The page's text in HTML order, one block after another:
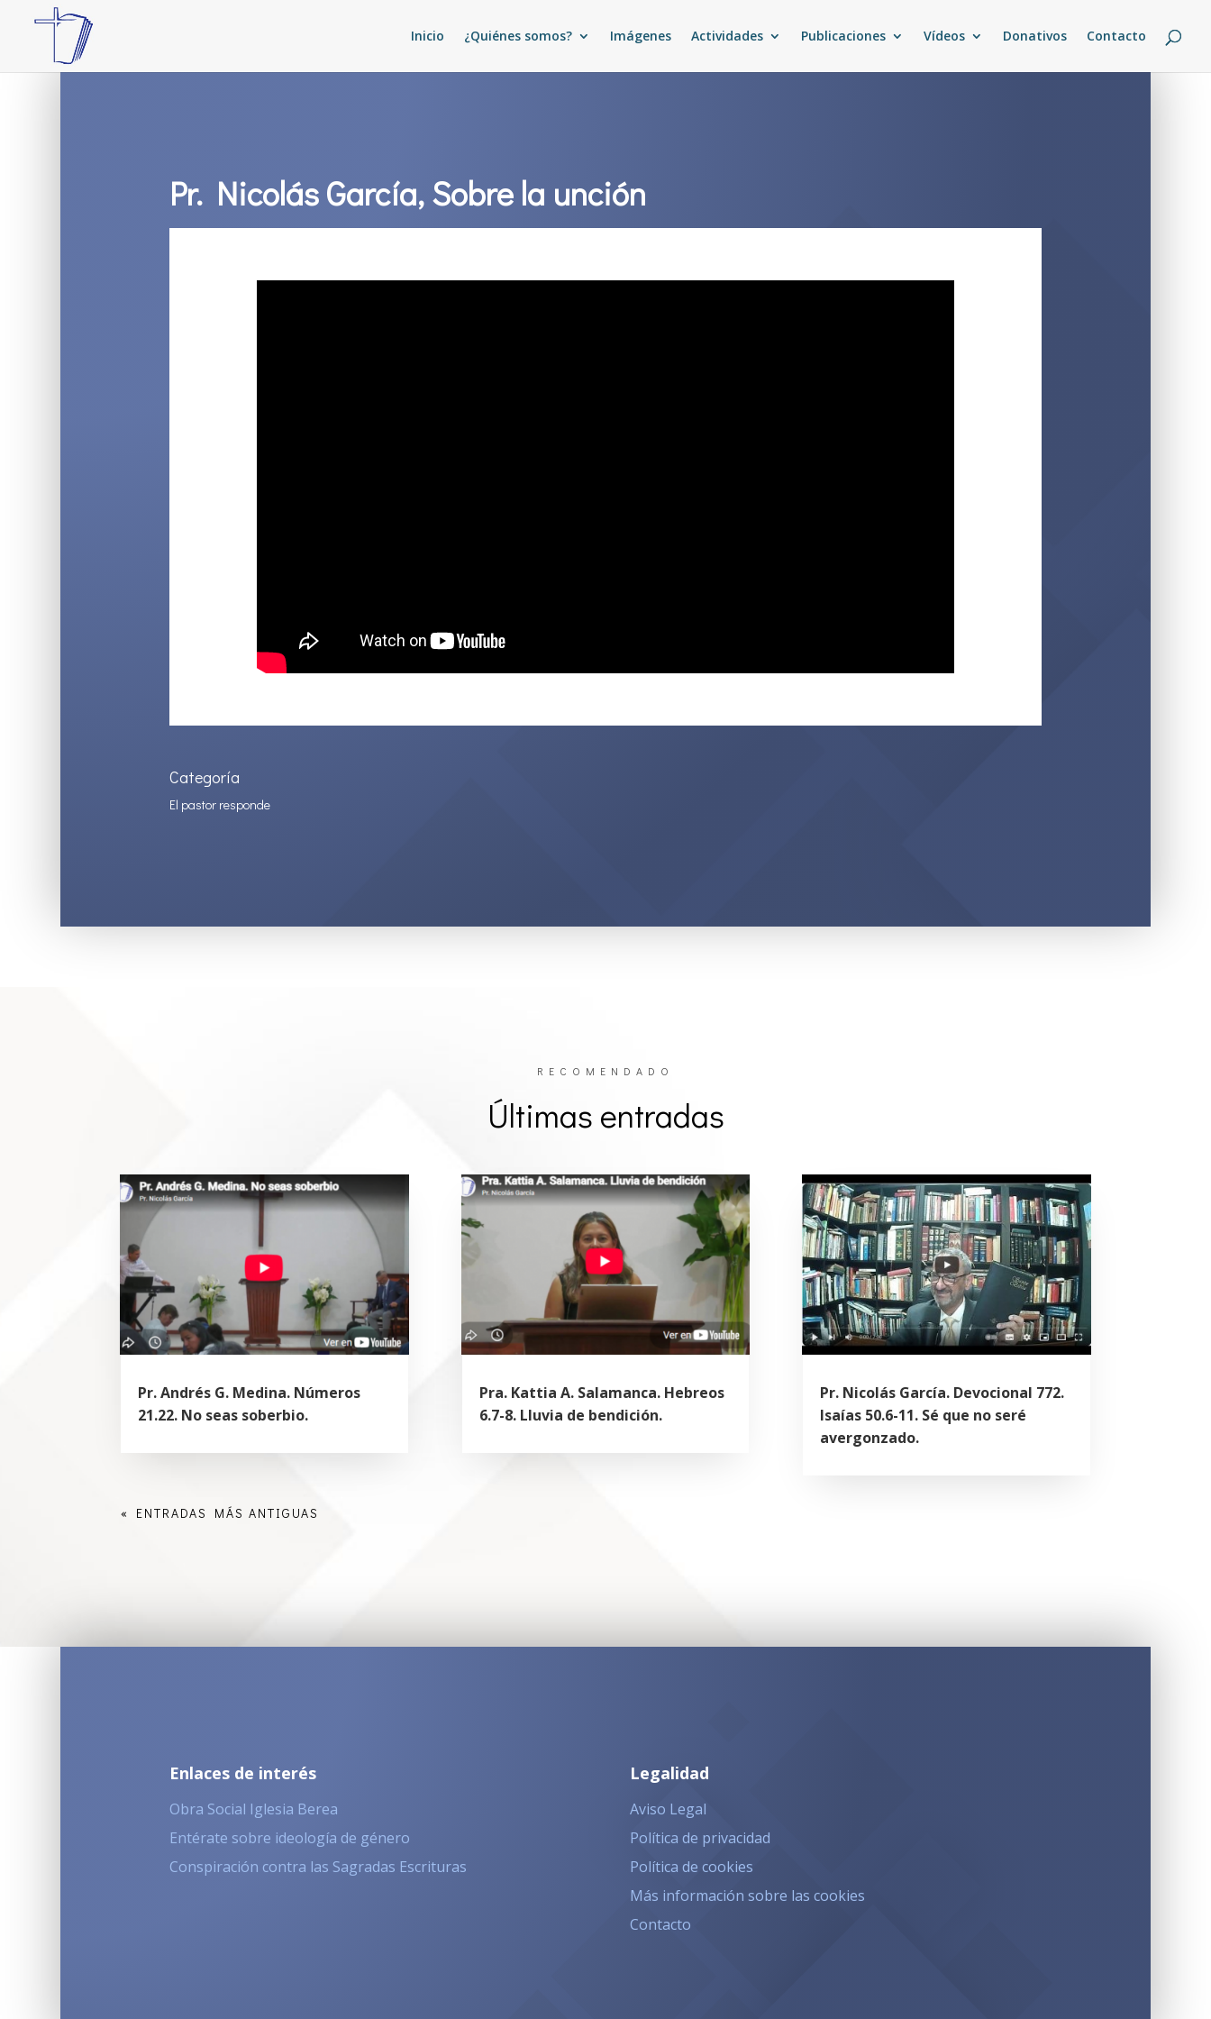
Inicio ¿Quiénes somos? Imágenes Actividades Publicaciones Vídeos Donativos Contacto
Pr. Nicolás García, Sobre la unción
Categoría
El pastor responde
RECOMENDADO
Últimas entradas
Pr. Andrés G. Medina. Números
21.22. No seas soberbio.
Pra. Kattia A. Salamanca. Hebreos
6.7-8. Lluvia de bendición.
Pr. Nicolás García. Devocional 772.
Isaías 50.6-11. Sé que no seré
avergonzado.
« ENTRADAS MÁS ANTIGUAS
Enlaces de interés
Obra Social Iglesia Berea
Entérate sobre ideología de género
Conspiración contra las Sagradas Escrituras
Legalidad
Aviso Legal
Política de privacidad
Política de cookies
Más información sobre las cookies
Contacto